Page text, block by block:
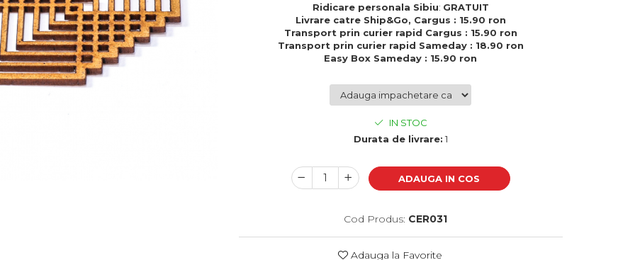
Ridicare personala Sibiu: GRATUIT
Livrare catre Ship&Go, Cargus : 15.90 ron
Transport prin curier rapid Cargus : 15.90 ron
Transport prin curier rapid Sameday : 18.90 ron
Easy Box Sameday : 15.90 ron
IN STOC
Durata de livrare: 1
ADAUGA IN COS
Cod Produs: CER031
Adauga la Favorite